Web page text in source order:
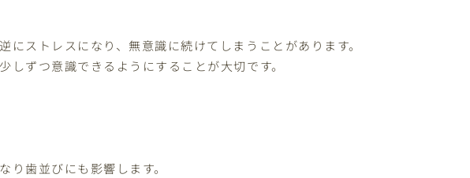
ストレスになり、無意識に続けてしまうことがあります。
ずつ意識できるようにすることが大切です。
り歯並びにも影響します。